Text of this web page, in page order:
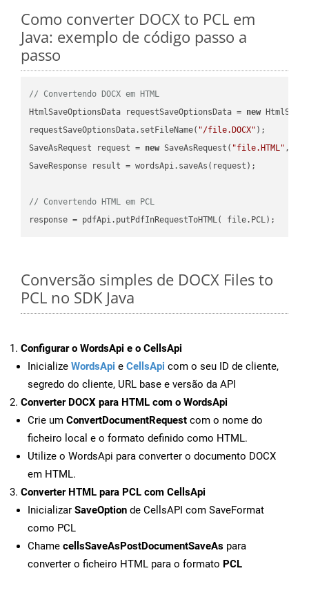
Como converter DOCX to PCL em
Java: exemplo de código passo a
passo
// Convertendo DOCX em HTML
HtmlSaveOptionsData requestSaveOptionsData = new
requestSaveOptionsData.setFileName( "/file.DOCX" );
SaveAsRequest request = new SaveAsRequest( "file.HTML"
SaveResponse result = wordsApi.saveAs(request);
// Convertendo HTML em PCL
Conversão simples de DOCX Files to
PCL no SDK Java
Configurar o WordsApi e o CellsApi
Inicialize WordsApi e CellsApi com o seu ID de cliente,
segredo do cliente, URL base e versão da API
Converter DOCX para HTML com o WordsApi
Crie um ConvertDocumentRequest com o nome do
ficheiro local e o formato definido como HTML.
Utilize o WordsApi para converter o documento DOCX
em HTML.
Converter HTML para PCL com CellsApi
Inicializar SaveOption de CellsAPI com SaveFormat
como PCL
Chame cellsSaveAsPostDocumentSaveAs para
converter o ficheiro HTML para o formato PCL